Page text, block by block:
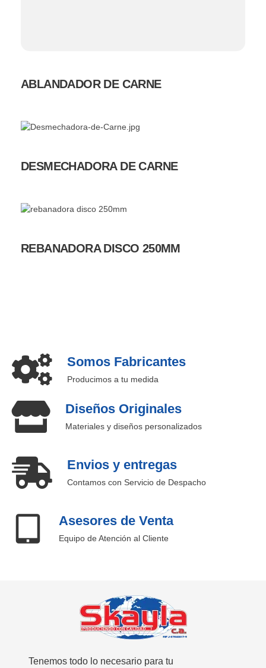
ABLANDADOR DE CARNE
DESMECHADORA DE CARNE
REBANADORA DISCO 250MM
Somos Fabricantes
Producimos a tu medida
Diseños Originales
Materiales y diseños personalizados
Envios y entregas
Contamos con Servicio de Despacho
Asesores de Venta
Equipo de Atención al Cliente
Tenemos todo lo necesario para tu